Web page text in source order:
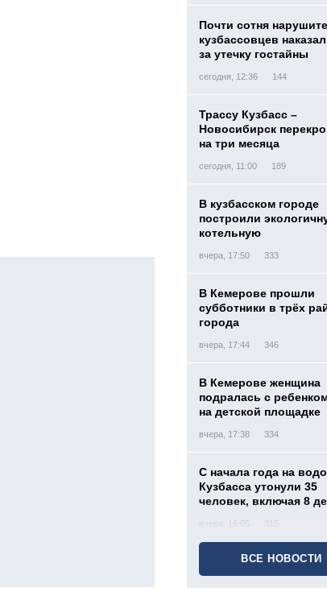
Почти сотня
кузбассовцев
за утечку гостайны
сегодня, 12:36 144
Трассу Кузбасс –
Новосибирск
на три месяца
сегодня, 11:00 189
В кузбасском городе
построили
котельную
вчера, 17:50 333
В Кемерове прошли
субботники в трёх
города
вчера, 17:44 346
В Кемерове женщина
подралась с
на детской площадке
вчера, 17:38 334
С начала года на
Кузбасса утонули 35
человек, включая 8
вчера, 16:05 315
ВСЕ НОВОСТИ